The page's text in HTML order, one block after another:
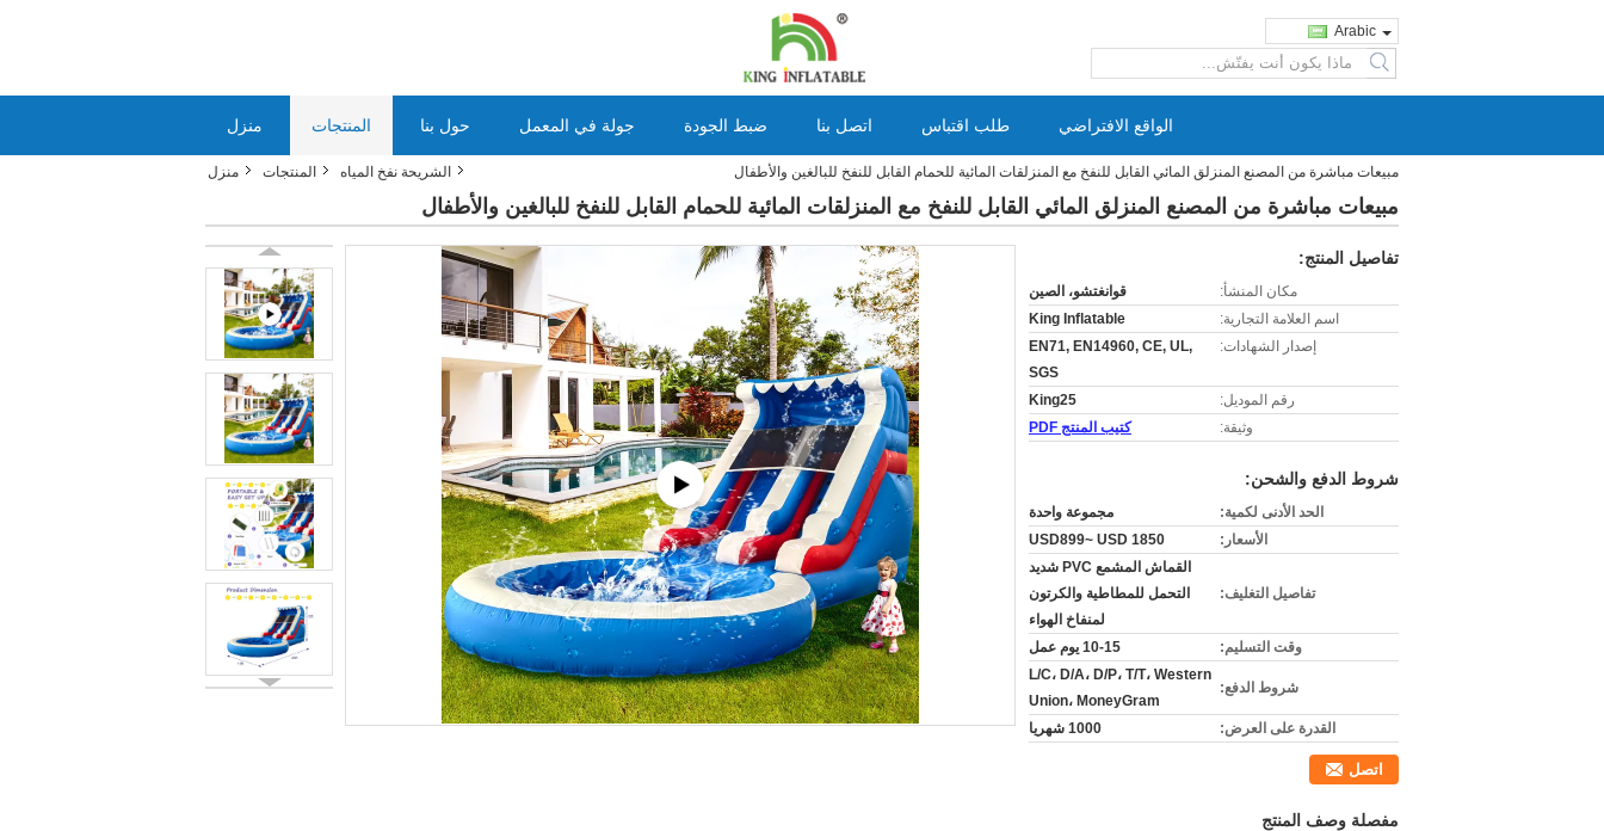
Arabic
search
منزل المنتجات حول بنا جولة في المعمل ضبط الجودة اتصل بنا طلب اقتباس الواقع الافتراضي
منزل المنتجات الشريحة نفخ المياه مبيعات مباشرة من المصنع المنزلق المائي القابل للنفخ مع المنزلقات المائية للحمام القابل للنفخ للبالغين والأطفال
مبيعات مباشرة من المصنع المنزلق المائي القابل للنفخ مع المنزلقات المائية للحمام القابل للنفخ للبالغين والأطفال
تفاصيل المنتج:
مكان المنشأ:
قوانغتشو، الصين
اسم العلامة التجارية:
King Inflatable
إصدار الشهادات:
EN71, EN14960, CE, UL,
SGS
رقم الموديل:
King25
وثيقة:
كتيب المنتج PDF
شروط الدفع والشحن:
الحد الأدنى لكمية:
مجموعة واحدة
الأسعار:
USD899~ USD 1850
تفاصيل التغليف:
القماش المشمع PVC شديد
التحمل للمطاطية والكرتون
لمنفاخ الهواء
وقت التسليم:
10-15 يوم عمل
شروط الدفع:
L/C، D/A، D/P، T/T، Western
Union، MoneyGram
القدرة على العرض:
1000 شهريا
اتصل
مفصلة وصف المنتج